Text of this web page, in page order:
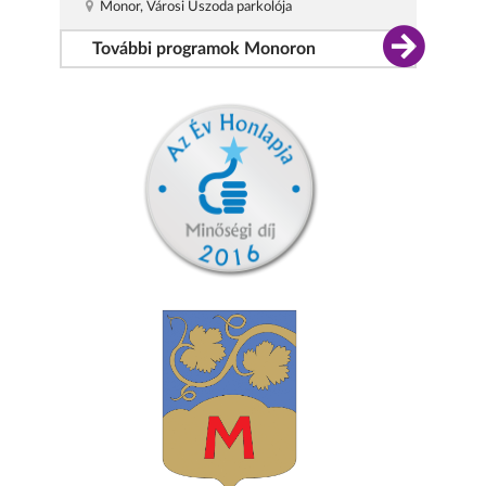
Monor, Városi Uszoda parkolója
További programok Monoron